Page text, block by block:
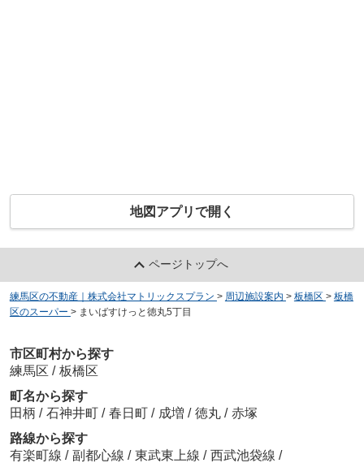
地図アプリで開く
ページトップへ
練馬区の不動産｜株式会社マトリックスプラン > 周辺施設案内 > 板橋区 > 板橋
区のスーパー > まいばすけっと徳丸5丁目
市区町村から探す
練馬区 / 板橋区
町名から探す
田柄 / 石神井町 / 春日町 / 成増 / 徳丸 / 赤塚
路線から探す
有楽町線 / 副都心線 / 東武東上線 / 西武池袋線 /